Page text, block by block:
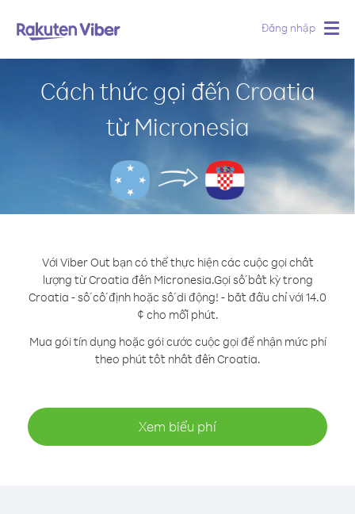
Đăng nhập
Cách thức gọi đến Croatia
từ Micronesia
Với Viber Out bạn có thể thực hiện các cuộc gọi chất
lượng từ Croatia đến Micronesia.Gọi số bất kỳ trong
Croatia - số cố định hoặc số di động! - bắt đầu chỉ với 14.0
¢ cho mỗi phút.
Mua gói tín dụng hoặc gói cước cuộc gọi để nhận mức phí
theo phút tốt nhất đến Croatia.
Xem biểu phí